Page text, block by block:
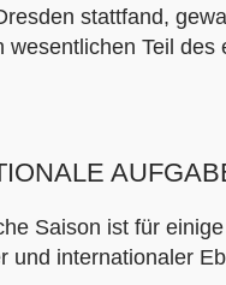
stattfand,
wesentlichen Teil des
Saison ist für
und internationaler